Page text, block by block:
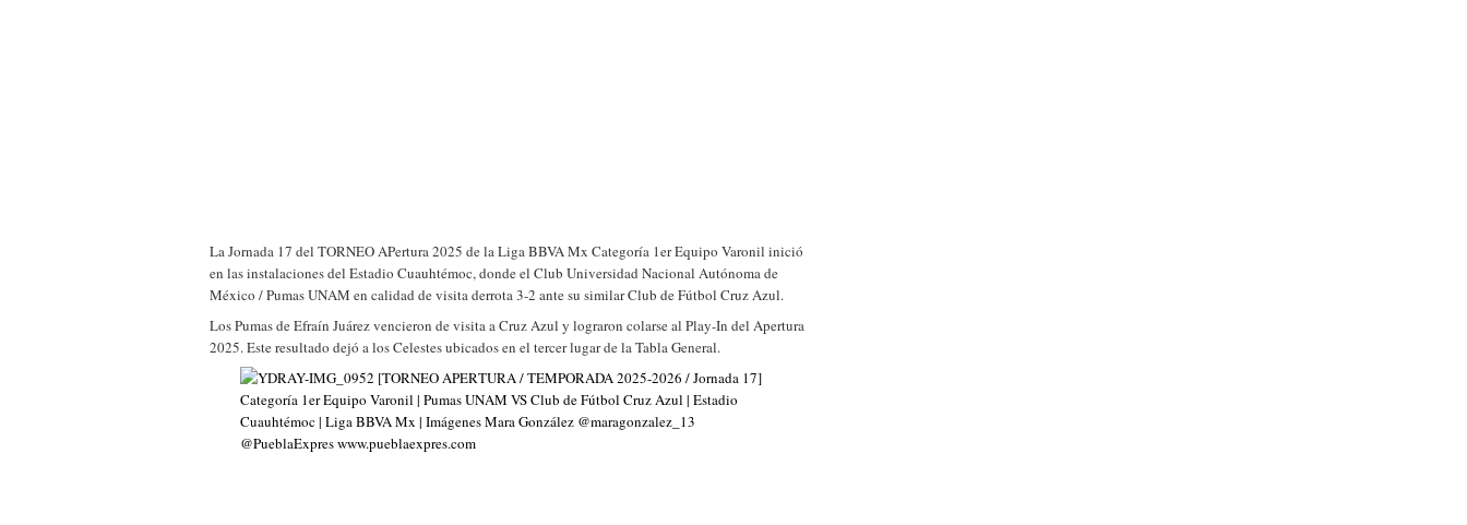
La Jornada 17 del TORNEO APertura 2025 de la Liga BBVA Mx Categoría 1er Equipo Varonil inició
en las instalaciones del Estadio Cuauhtémoc, donde el Club Universidad Nacional Autónoma de
México / Pumas UNAM en calidad de visita derrota 3-2 ante su similar Club de Fútbol Cruz Azul.
Los Pumas de Efraín Juárez vencieron de visita a Cruz Azul y lograron colarse al Play-In del Apertura
2025. Este resultado dejó a los Celestes ubicados en el tercer lugar de la Tabla General.